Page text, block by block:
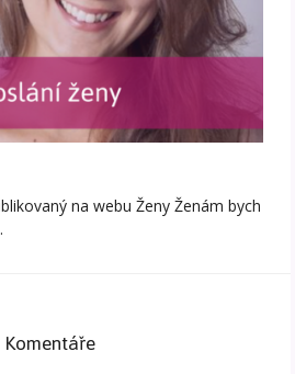
na webu Ženy Ženám bych
Komentáře